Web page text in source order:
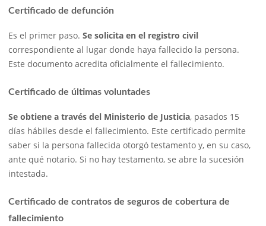
Certificado de defunción
Es el primer paso. Se solicita en el registro civil
correspondiente al lugar donde haya fallecido la persona.
Este documento acredita oficialmente el fallecimiento.
Certificado de últimas voluntades
Se obtiene a través del Ministerio de Justicia, pasados 15
días hábiles desde el fallecimiento. Este certificado permite
saber si la persona fallecida otorgó testamento y, en su caso,
ante qué notario. Si no hay testamento, se abre la sucesión
intestada.
Certificado de contratos de seguros de cobertura de
fallecimiento